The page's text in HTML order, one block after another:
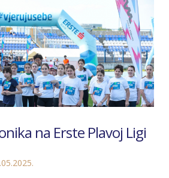
na Erste Plavoj Ligi